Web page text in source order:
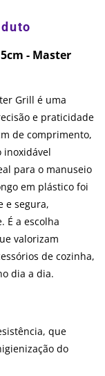
- Master
Grill é uma
e praticidade
de comprimento,
inoxidável
para o manuseio
em plástico foi
e segura,
É a escolha
valorizam
de cozinha,
dia a dia.
que
do